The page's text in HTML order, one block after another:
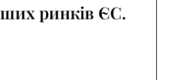
ринків ЄС.